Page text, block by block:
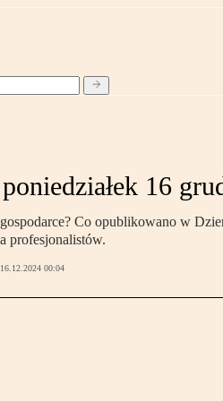
16
Co opublikowano w
profesjonalistów.
16.12.2024 00:04